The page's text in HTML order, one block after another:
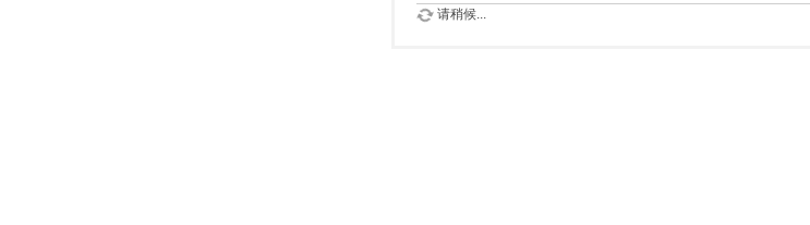
请稍候...